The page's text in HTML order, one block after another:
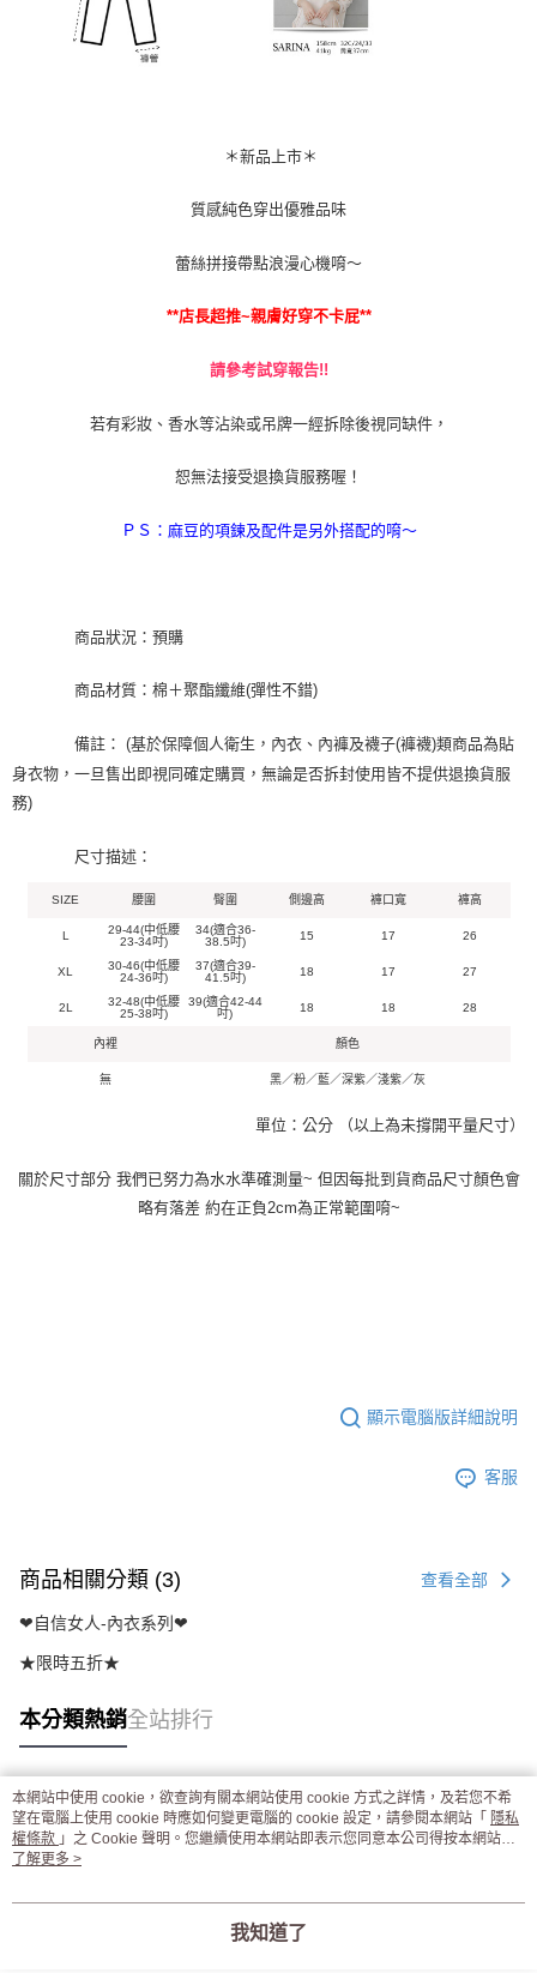
＊新品上市＊
質感純色穿出優雅品味
蕾絲拼接帶點浪漫心機唷～
**店長超推~親膚好穿不卡屁**
請參考試穿報告!!
若有彩妝、香水等沾染或吊牌一經拆除後視同缺件，
恕無法接受退換貨服務喔！
ＰＳ：麻豆的項鍊及配件是另外搭配的唷～
商品狀況：預購
商品材質：棉＋聚酯纖維(彈性不錯)
備註： (基於保障個人衛生，內衣、內褲及襪子(褲襪)類商品為貼
身衣物，一旦售出即視同確定購買，無論是否拆封使用皆不提供退換貨服
務)
尺寸描述：
SIZE 腰圍 臀圍 側邊高 褲口寬 褲高
L
29-44(中低腰
23-34吋)
34(適合36-
38.5吋)
15 17 26
XL
30-46(中低腰
24-36吋)
37(適合39-
41.5吋)
18 17 27
2L
32-48(中低腰
25-38吋)
39(適合42-44
吋)
18 18 28
內裡 顏色
無 黑／粉／藍／深紫／淺紫／灰
單位：公分 （以上為未撐開平量尺寸）
關於尺寸部分 我們已努力為水水準確測量~ 但因每批到貨商品尺寸顏色會
略有落差 約在正負2cm為正常範圍唷~
顯示電腦版詳細說明
客服
商品相關分類 (3) 查看全部
❤自信女人-內衣系列❤
★限時五折★
本分類熱銷全站排行
熱門標籤
本網站中使用 cookie，欲查詢有關本網站使用 cookie 方式之詳情，及若您不希
望在電腦上使用 cookie 時應如何變更電腦的 cookie 設定，請參閱本網站「 隱私
權條款 」之 Cookie 聲明。您繼續使用本網站即表示您同意本公司得按本網站使
用條款之 Cookie 聲明使用 cookie。
了解更多 >
我知道了